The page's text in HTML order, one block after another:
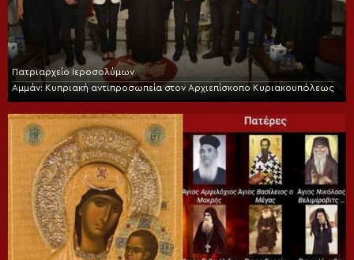
Πατριαρχείο Ιεροσολύμων
Αμμάν: Κυπριακή αντιπροσωπεία στον Αρχιεπίσκοπο Κυριακουπόλεως